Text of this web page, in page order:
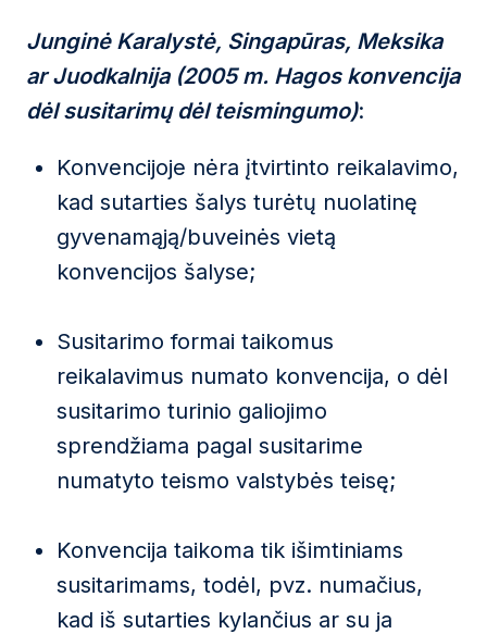
Junginė Karalystė, Singapūras, Meksika
ar Juodkalnija (2005 m. Hagos konvencija
dėl susitarimų dėl teismingumo):
Konvencijoje nėra įtvirtinto reikalavimo,
kad sutarties šalys turėtų nuolatinę
gyvenamąją/buveinės vietą
konvencijos šalyse;
Susitarimo formai taikomus
reikalavimus numato konvencija, o dėl
susitarimo turinio galiojimo
sprendžiama pagal susitarime
numatyto teismo valstybės teisę;
Konvencija taikoma tik išimtiniams
susitarimams, todėl, pvz. numačius,
kad iš sutarties kylančius ar su ja